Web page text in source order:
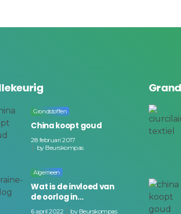
Grondstoffen
China koopt goud
28 februari 2017
by Beurskompas
Algemeen
Wat is de invloed van
de oorlog in…
6 april 2022 by Beurskompas